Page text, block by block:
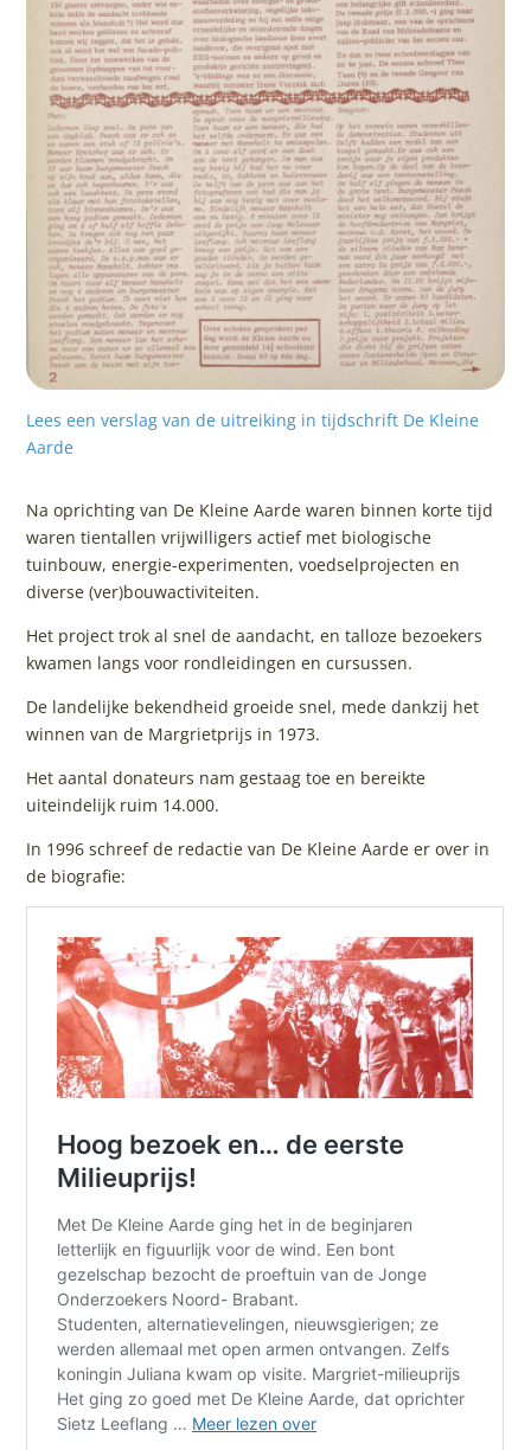
Lees een verslag van de uitreiking in tijdschrift De Kleine
Aarde
Na oprichting van De Kleine Aarde waren binnen korte tijd
waren tientallen vrijwilligers actief met biologische
tuinbouw, energie-experimenten, voedselprojecten en
diverse (ver)bouwactiviteiten.
Het project trok al snel de aandacht, en talloze bezoekers
kwamen langs voor rondleidingen en cursussen.
De landelijke bekendheid groeide snel, mede dankzij het
winnen van de Margrietprijs in 1973.
Het aantal donateurs nam gestaag toe en bereikte
uiteindelijk ruim 14.000.
In 1996 schreef de redactie van De Kleine Aarde er over in
de biografie: